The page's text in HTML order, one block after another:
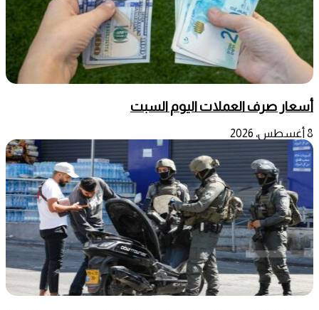
أسعار صرف العملات اليوم السبت
8 أغسطس، 2026